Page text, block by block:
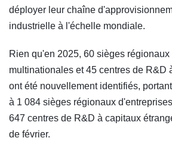
déployer leur chaîne
industrielle à l'échelle mondiale.
Rien qu'en 2025, 60 sièges
multinationales et 45 centres de R&D
ont été nouvellement identifiés,
à 1 084 sièges régionaux
647 centres de R&D à capitaux
de février.